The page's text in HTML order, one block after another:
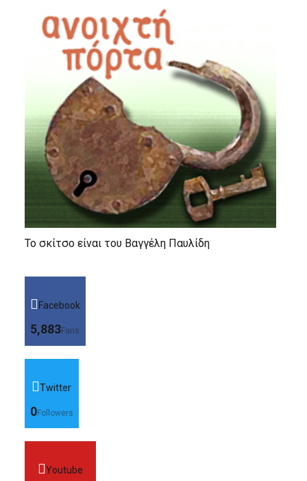
Το σκίτσο είναι του Βαγγέλη Παυλίδη
Facebook
5,883Fans
Twitter
0Followers
Youtube